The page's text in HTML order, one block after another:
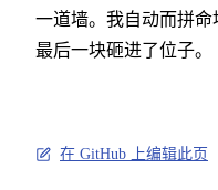
一道墙。我自动而拼
最后一块砸进了位子。
在 GitHub 上编辑此页